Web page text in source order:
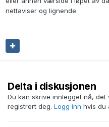
nettaviser og lignende.
Delta i diskusjonen
Du kan skrive innlegget nå,
registrert deg. Logg inn hvis du